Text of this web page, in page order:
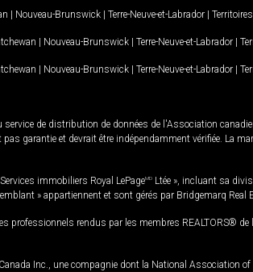
| Nouveau-Brunswick | Terre-Neuve-et-Labrador |
| Nouveau-Brunswick | Terre-Neuve-et-Labrador |
| Nouveau-Brunswick | Terre-Neuve-et-Labrador |
service de distribution de données de l'Association
garantie et devrait être indépendamment vérifiée. La
immobiliers Royal LePageMD Ltée », incluant sa
» appartiennent et sont gérés par Bridgemarq Real
rendus par les membres REALTORS®
Inc., une compagnie dont la National Association